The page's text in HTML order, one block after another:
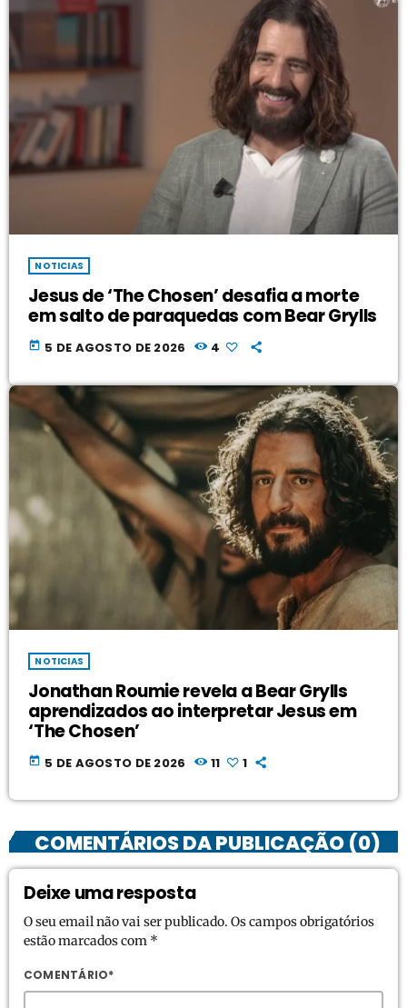
NOTICIAS
Jesus de ‘The Chosen’ desafia a morte
em salto de paraquedas com Bear Grylls
today 5 DE AGOSTO DE 2026 4
NOTICIAS
Jonathan Roumie revela a Bear Grylls
aprendizados ao interpretar Jesus em
‘The Chosen’
today 5 DE AGOSTO DE 2026 11 1
COMENTÁRIOS DA PUBLICAÇÃO (0)
Deixe uma resposta
O seu email não vai ser publicado. Os campos obrigatórios
estão marcados com *
COMENTÁRIO*